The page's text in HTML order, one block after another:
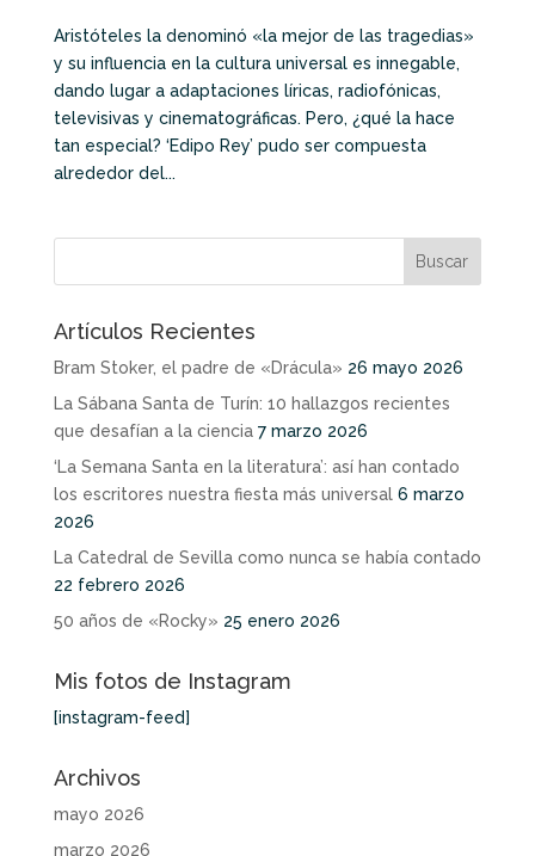
Aristóteles la denominó «la mejor de las tragedias»
y su influencia en la cultura universal es innegable,
dando lugar a adaptaciones líricas, radiofónicas,
televisivas y cinematográficas. Pero, ¿qué la hace
tan especial? ‘Edipo Rey’ pudo ser compuesta
alrededor del...
Artículos Recientes
Bram Stoker, el padre de «Drácula» 26 mayo 2026
La Sábana Santa de Turín: 10 hallazgos recientes
que desafían a la ciencia 7 marzo 2026
‘La Semana Santa en la literatura’: así han contado
los escritores nuestra fiesta más universal 6 marzo
2026
La Catedral de Sevilla como nunca se había contado
22 febrero 2026
50 años de «Rocky» 25 enero 2026
Mis fotos de Instagram
[instagram-feed]
Archivos
mayo 2026
marzo 2026